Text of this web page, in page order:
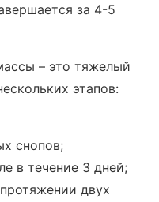
за 4-5
– это тяжелый
этапов:
снопов;
в течение 3 дней;
двух